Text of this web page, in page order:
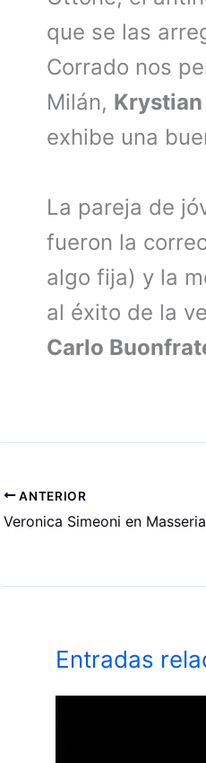
que se las
Corrado nos
Milán, Krystian
exhibe una
La pareja de
fueron la
algo fija) y la
al éxito de la
Carlo
ANTERIOR
Veronica Simeoni en
Entradas